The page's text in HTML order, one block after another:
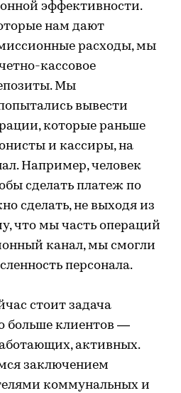
эффективности.
нам дают
расходы, мы
кассовое
Мы
вывести
которые раньше
и кассиры, на
Например, человек
сделать платеж по
сделать, не выходя из
что мы часть операций
канал, мы смогли
персонала.
стоит задача
больше клиентов —
активных.
заключением
коммунальных и